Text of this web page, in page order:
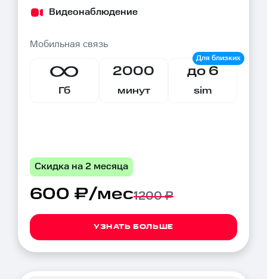
Видеонаблюдение
Мобильная связь
Гб
2000
минут
до 6
sim
Скидка на 2 месяца
600 ₽/мес1200 ₽
УЗНАТЬ БОЛЬШЕ